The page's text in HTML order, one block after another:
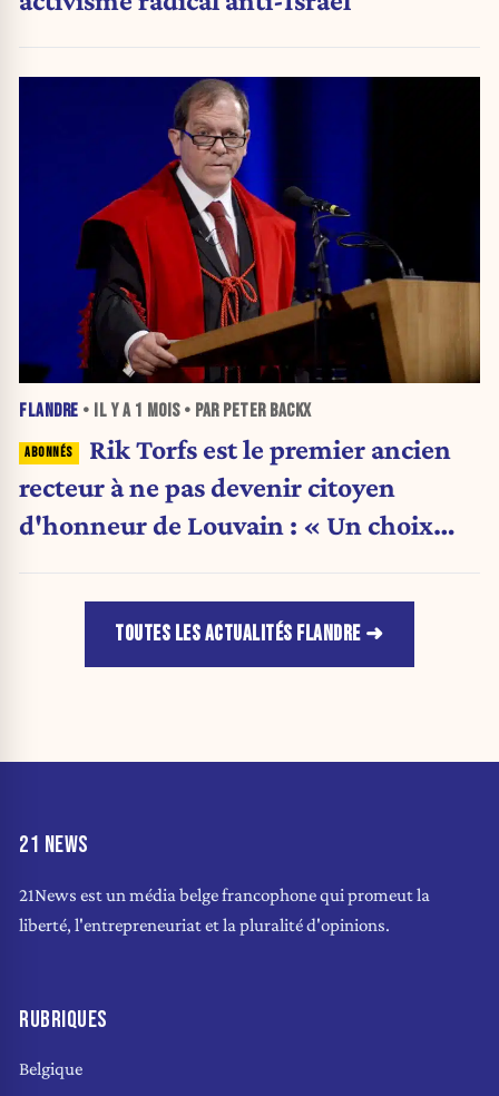
FLANDRE • IL Y A 1 MOIS• PAR PETER BACKX
Rik Torfs est le premier ancien
recteur à ne pas devenir citoyen
d'honneur de Louvain : « Un choix
TOUTES LES ACTUALITÉS FLANDRE
21 NEWS
21News est un média belge francophone qui promeut la
liberté, l'entrepreneuriat et la pluralité d'opinions.
RUBRIQUES
Belgique